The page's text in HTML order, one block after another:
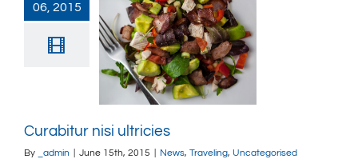
06, 2015
Curabitur nisi ultricies
By _admin June 15th, 2015 News, Traveling, Uncategorised